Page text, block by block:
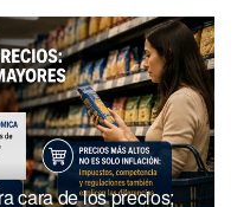
cara de los precios;